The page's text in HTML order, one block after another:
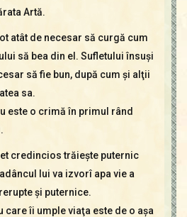
Artă.
atât de necesar să curgă cum
să bea din el. Sufletului însuşi
să fie bun, după cum şi alţii
sa.
este o crimă în primul rând
credincios trăieşte puternic
lui va izvorî apa vie a
şi puternice.
care îi umple viaţa este de o aşa